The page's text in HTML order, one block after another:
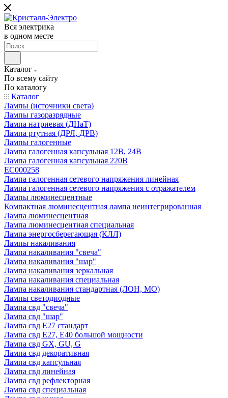
Вся электрика
в одном месте
Каталог
По всему сайту
По каталогу
Каталог
Лампы (источники света)
Лампы газоразрядные
Лампа натриевая (ДНаТ)
Лампа ртутная (ДРЛ, ДРВ)
Лампы галогенные
Лампа галогенная капсульная 12В, 24В
Лампа галогенная капсульная 220В
EC000258
Лампа галогенная сетевого напряжения линейная
Лампа галогенная сетевого напряжения с отражателем
Лампы люминесцентные
Компактная люминесцентная лампа неинтегрированная
Лампа люминесцентная
Лампа люминесцентная специальная
Лампа энергосберегающая (КЛЛ)
Лампы накаливания
Лампа накаливания "свеча"
Лампа накаливания "шар"
Лампа накаливания зеркальная
Лампа накаливания специальная
Лампа накаливания стандартная (ЛОН, МО)
Лампы светодиодные
Лампа свд "свеча"
Лампа свд "шар"
Лампа свд E27 стандарт
Лампа свд E27, Е40 большой мощности
Лампа свд GX, GU, G
Лампа свд декоративная
Лампа свд капсульная
Лампа свд линейная
Лампа свд рефлекторная
Лампа свд специальная